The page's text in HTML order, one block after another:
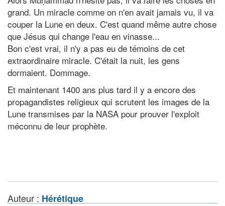
grand. Un miracle comme on n'en avait jamais vu, il va
couper la Lune en deux. C'est quand même autre chose
que Jésus qui change l'eau en vinasse...
Bon c'est vrai, il n'y a pas eu de témoins de cet
extraordinaire miracle. C'était la nuit, les gens
dormaient. Dommage.
Et maintenant 1400 ans plus tard il y a encore des
propagandistes religieux qui scrutent les images de la
Lune transmises par la NASA pour prouver l'exploit
méconnu de leur prophète.
Auteur : Hérétique